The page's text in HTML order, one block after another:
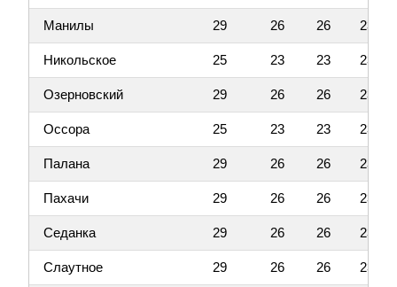
Манилы 29 26 26 23
Никольское 25 23 23 23
Озерновский 29 26 26 23
Оссора 25 23 23 23
Палана 29 26 26 23
Пахачи 29 26 26 23
Седанка 29 26 26 23
Слаутное 29 26 26 23